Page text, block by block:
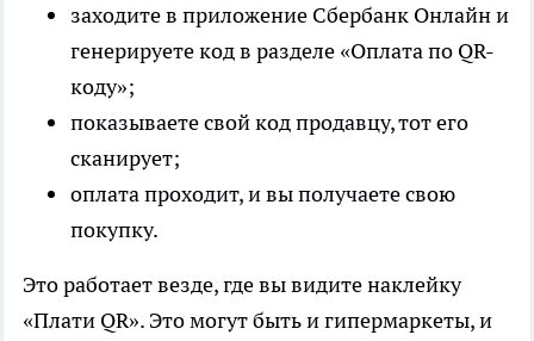
заходите в приложение Сбербанк Онлайн и
генерируете код в разделе «Оплата по QR-
коду»;
показываете свой код продавцу, тот его
сканирует;
оплата проходит, и вы получаете свою
покупку.
Это работает везде, где вы видите наклейку
«Плати QR». Это могут быть и гипермаркеты, и